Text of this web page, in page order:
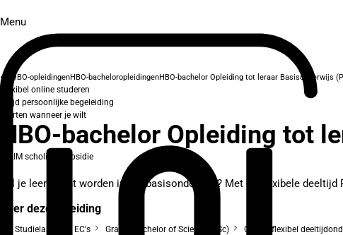
Menu
HBO-opleidingenHBO-bacheloropleidingenHBO-bachelor Opleiding tot leraar Basisonderwijs
Flexibel online studeren
Altijd persoonlijke begeleiding
Starten wanneer je wilt
HBO-bachelor Opleiding tot
SLIM scholingssubsidie
Wil je leerkracht worden in het basisonderwijs? Met de flexibele
Over deze opleiding
Studielast: 240 EC's Graad: Bachelor of Science (BSc) Online, flexibel